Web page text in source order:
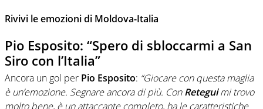
Rivivi le emozioni di Moldova-Italia
Pio Esposito: “Spero di sbloccarmi a San
Siro con l’Italia”
Ancora un gol per Pio Esposito: “Giocare con questa maglia
è un’emozione. Segnare ancora di più. ConReteguimi trovo
molto bene, è un attaccante completo, ha le caratteristiche